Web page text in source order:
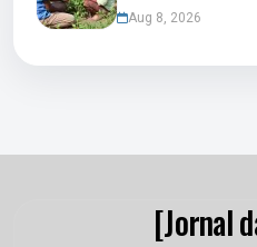
Aug 8, 2026
[Jornal